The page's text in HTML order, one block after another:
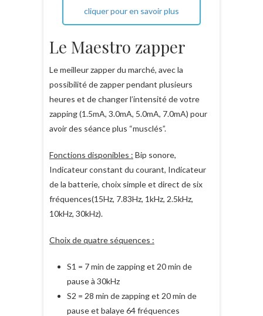
cliquer pour en savoir plus
Le Maestro zapper
Le meilleur zapper du marché, avec la
possibilité de zapper pendant plusieurs
heures et de changer l’intensité de votre
zapping (1.5mA, 3.0mA, 5.0mA, 7.0mA) pour
avoir des séance plus “musclés”.
Fonctions disponibles : Bip sonore,
Indicateur constant du courant, Indicateur
de la batterie, choix simple et direct de six
fréquences(15Hz, 7.83Hz, 1kHz, 2.5kHz,
10kHz, 30kHz).
Choix de quatre séquences :
S1 = 7 min de zapping et 20 min de
pause à 30kHz
S2 = 28 min de zapping et 20 min de
pause et balaye 64 fréquences